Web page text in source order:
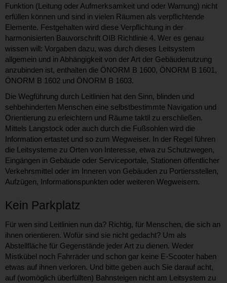
Funktion (Leitung oder Aufmerksamkeit und oder Warnung) nicht
erfüllen können und sind in vielen Räumen als verpflichtende
Elemente. Festgehalten wird diese Verpflichtung in der
harmonisierten Bauvorschrift OIB Richtlinie 4. Wer es genau
wissen will: Vorgaben dazu, was durch dieses Leitsystem
allgemein und in Abhängigkeit von der Art der Gebäudenutzung
anzubinden ist, enthalten die ÖNORM B 1600, ÖNORM B 1601,
ÖNORM B 1602 und ÖNORM B 1603.
Die Wegführung durch Leitlinien hat den Sinn, blinden und
sehbehinderten Menschen eine selbstbestimmte Navigation und
Orientierung zu erleichtern und Räume taktil zu erschließen.
Mittels Langstock oder auch durch die Fußsohlen wird die
Information ertastet und so zum Wegweiser. In der Regel führen
die Leitsysteme zu Orten von Interesse, etwa zu Schutzwegen,
Eingängen in Gebäude oder Serviceportale, Stationen öffentlicher
Verkehrsmittel oder im Inneren von Gebäuden zu Portiersstellen,
Aufzügen, Informationspunkten oder weiteren Wegweisern.
Kein Parkplatz
Für wen sind Leitlinien nun da? Richtig, für Menschen, die sich an
ihnen orientieren. Wofür sind sie nicht gedacht? Um als
Abstellfläche für Gegenstände jeder Art zu dienen. Weder
Mistkübel noch Fahrräder und schon gar keine E-Scooter haben
etwas auf ihnen verloren. Und bitte geben auch Sie darauf acht,
auf (womöglich überfüllten) Bahnsteigen nicht am Leitsystem zu